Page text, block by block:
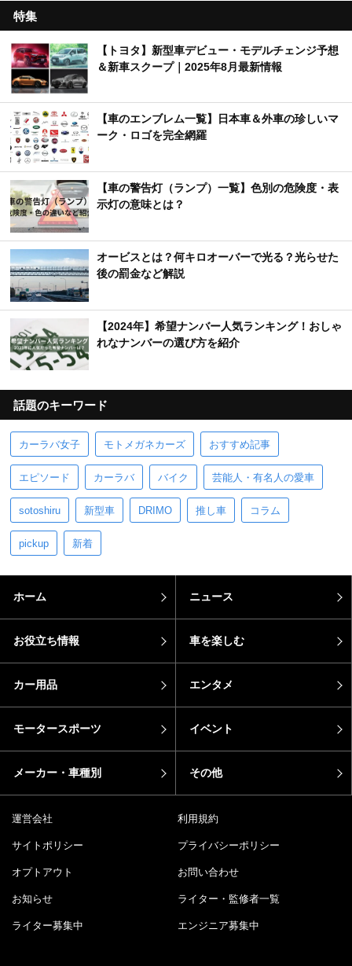
特集
【トヨタ】新型車デビュー・モデルチェンジ予想
＆新車スクープ｜2025年8月最新情報
【車のエンブレム一覧】日本車＆外車の珍しいマ
ーク・ロゴを完全網羅
【車の警告灯（ランプ）一覧】色別の危険度・表
示灯の意味とは？
オービスとは？何キロオーバーで光る？光らせた
後の罰金など解説
【2024年】希望ナンバー人気ランキング！おしゃ
れなナンバーの選び方を紹介
話題のキーワード
カーラバ女子 モトメガネカーズ おすすめ記事
エピソード カーラバ バイク 芸能人・有名人の愛車
sotoshiru 新型車 DRIMO 推し車 コラム
pickup 新着
ホーム ニュース
お役立ち情報 車を楽しむ
カー用品 エンタメ
モータースポーツ イベント
メーカー・車種別 その他
運営会社 利用規約
サイトポリシー プライバシーポリシー
オプトアウト お問い合わせ
お知らせ ライター・監修者一覧
ライター募集中 エンジニア募集中